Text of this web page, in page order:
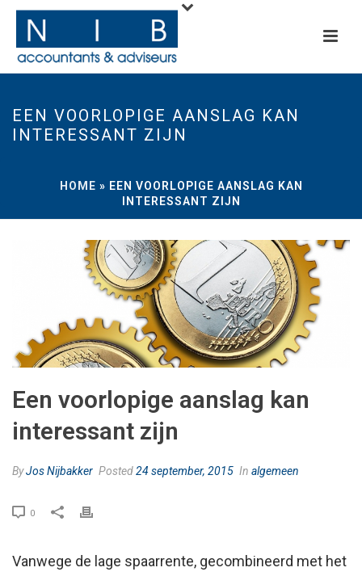
EEN VOORLOPIGE AANSLAG KAN
INTERESSANT ZIJN
HOME » EEN VOORLOPIGE AANSLAG KAN
INTERESSANT ZIJN
Een voorlopige aanslag kan
interessant zijn
ByJos Nijbakker Posted24 september, 2015 In algemeen
0
Vanwege de lage spaarrente, gecombineerd met het